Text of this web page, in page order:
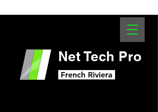
Net Tech Pro
French Riviera